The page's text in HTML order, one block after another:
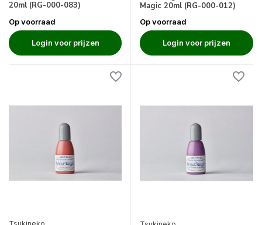
20ml (RG-000-083)
Op voorraad
Login voor prijzen
Magic 20ml (RG-000-012)
Op voorraad
Login voor prijzen